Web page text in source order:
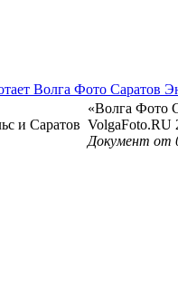
Волга Фото Саратов
и Саратов
«Волга Фото
VolgaFoto.RU
Документ от